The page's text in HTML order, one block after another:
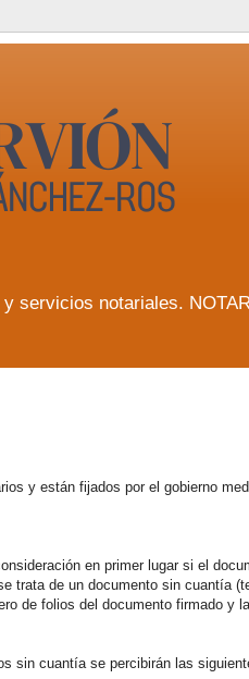
servicios notariales.
y están fijados por el gobierno
en primer lugar si el
trata de un documento sin cuantía
de folios del documento firmado y
sin cuantía se percibirán las